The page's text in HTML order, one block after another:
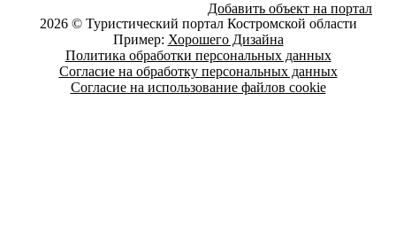
Добавить объект на портал
2026 © Туристический портал Костромской области
Пример: Хорошего Дизайна
Политика обработки персональных данных
Согласие на обработку персональных данных
Согласие на использование файлов cookie